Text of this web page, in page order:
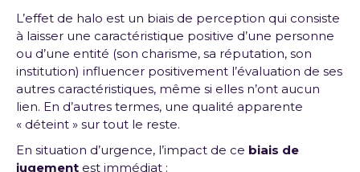
L’effet de halo est un biais de perception qui consiste
à laisser une caractéristique positive d’une personne
ou d’une entité (son charisme, sa réputation, son
institution) influencer positivement l’évaluation de ses
autres caractéristiques, même si elles n’ont aucun
lien. En d’autres termes, une qualité apparente
« déteint » sur tout le reste.
En situation d’urgence, l’impact de ce biais de
jugement est immédiat :